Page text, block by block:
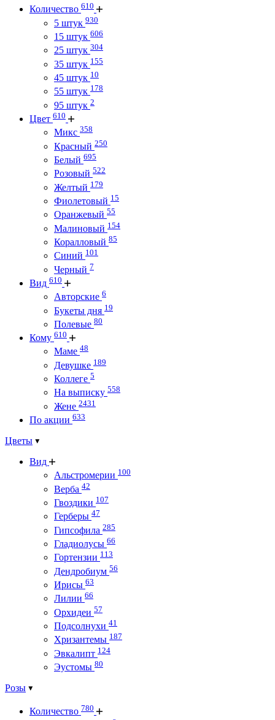
Количество 610
5 штук 930
15 штук 606
25 штук 304
35 штук 155
45 штук 10
55 штук 178
95 штук 2
Цвет 610
Микс 358
Красный 250
Белый 695
Розовый 522
Желтый 179
Фиолетовый 15
Оранжевый 55
Малиновый 154
Коралловый 85
Синий 101
Черный 7
Вид 610
Авторские 6
Букеты дня 19
Полевые 80
Кому 610
Маме 48
Девушке 189
Коллеге 5
На выписку 558
Жене 2431
По акции 633
Цветы
Вид
Альстромерии 100
Верба 42
Гвоздики 107
Герберы 47
Гипсофила 285
Гладиолусы 66
Гортензии 113
Дендробиум 56
Ирисы 63
Лилии 66
Орхидеи 57
Подсолнухи 41
Хризантемы 187
Эвкалипт 124
Эустомы 80
Розы
Количество 780